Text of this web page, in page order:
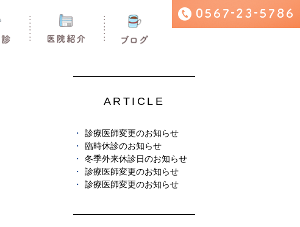
ARTICLE
診療医師変更のお知らせ
臨時休診のお知らせ
冬季外来休診日のお知らせ
診療医師変更のお知らせ
診療医師変更のお知らせ